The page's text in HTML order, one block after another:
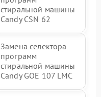
стиральной машины
Candy CSN 62
Замена селектора
программ
стиральной машины
Candy GOE 107 LMC